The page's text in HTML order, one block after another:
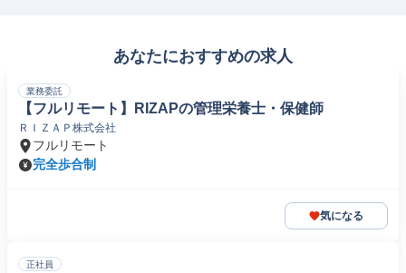
あなたにおすすめの求人
業務委託
【フルリモート】RIZAPの管理栄養士・保健師
ＲＩＺＡＰ株式会社
フルリモート
完全歩合制
気になる
正社員